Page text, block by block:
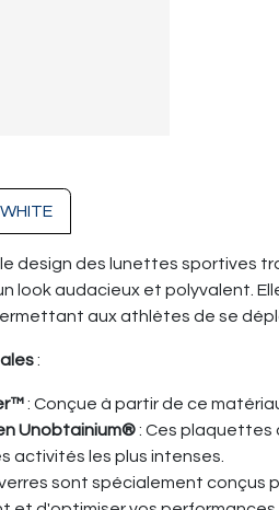
design des lunettes sportives
look audacieux et polyvalent.
aux athlètes de se
:
: Conçue à partir de ce
Unobtainium®: Ces plaquettes
activités les plus intenses.
sont spécialement conçus